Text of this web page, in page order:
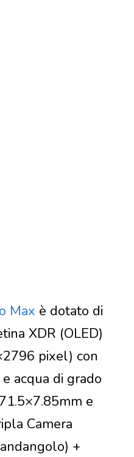
Max è dotato di
XDR (OLED)
pixel) con
acqua di grado
e
Camera
+